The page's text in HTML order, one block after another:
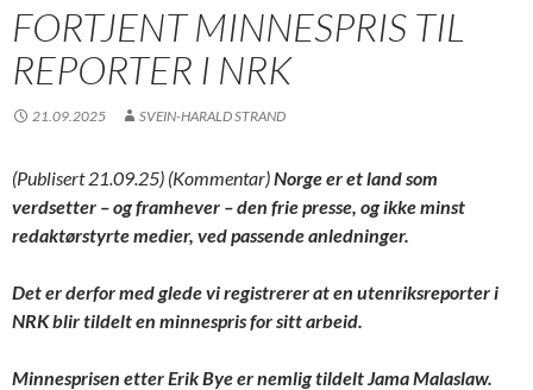
FORTJENT MINNESPRIS TIL
REPORTER I NRK
21.09.2025 SVEIN-HARALD STRAND
(Publisert 21.09.25) (Kommentar)Norge er et land som
verdsetter – og framhever – den frie presse, og ikke minst
redaktørstyrte medier, ved passende anledninger.
Det er derfor med glede vi registrerer at en utenriksreporter i
NRK blir tildelt en minnespris for sitt arbeid.
Minnesprisen etter Erik Bye er nemlig tildelt Jama Malaslaw.